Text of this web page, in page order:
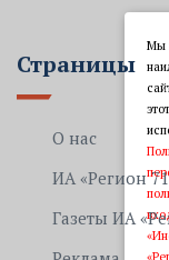
Страницы
О нас
ИА «Регион
Газеты ИА
Мы